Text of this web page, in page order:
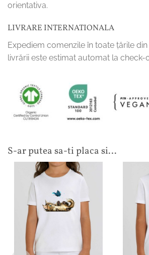
orientativa.
LIVRARE INTERNATIONALA
Expediem comenzile în toate țările
livrării este estimat automat la check-
S-ar putea sa-ti placa si…